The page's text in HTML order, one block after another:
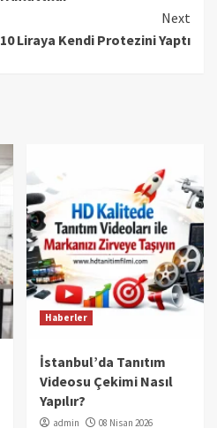
Next
10 Liraya Kendi Protezini Yaptı
Haberler
İstanbul’da Tanıtım
Videosu Çekimi Nasıl
Yapılır?
admin 08 Nisan 2026